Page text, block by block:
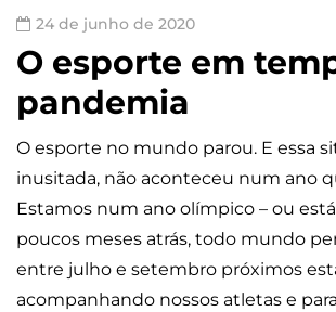
24 de junho de 2020
O esporte em
pandemia
O esporte no mundo parou. E essa
inusitada, não aconteceu num ano
Estamos num ano olímpico – ou
poucos meses atrás, todo mundo
entre julho e setembro próximos
acompanhando nossos atletas e